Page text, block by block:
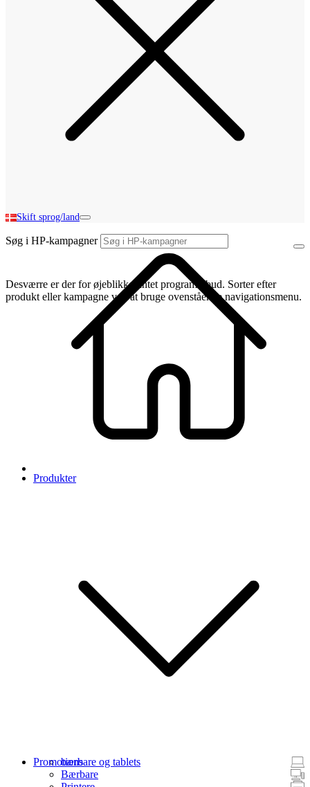
Produkter
bærbare og tablets
Bærbare
Promotions
Skift sprog/land
Søg i HP-kampagner
Desværre er der for øjeblikket intet programtilbud. Sorter efter
produkt eller kampagne ved at bruge ovenstående navigationsmenu.